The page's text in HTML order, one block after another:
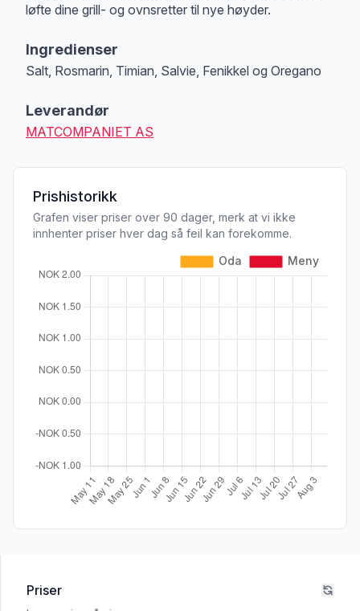
løfte dine grill- og ovnsretter til nye høyder.
Ingredienser
Salt, Rosmarin, Timian, Salvie, Fenikkel og Oregano
Leverandør
MATCOMPANIET AS
Prishistorikk
Grafen viser priser over 90 dager, merk at vi ikke
innhenter priser hver dag så feil kan forekomme.
Priser